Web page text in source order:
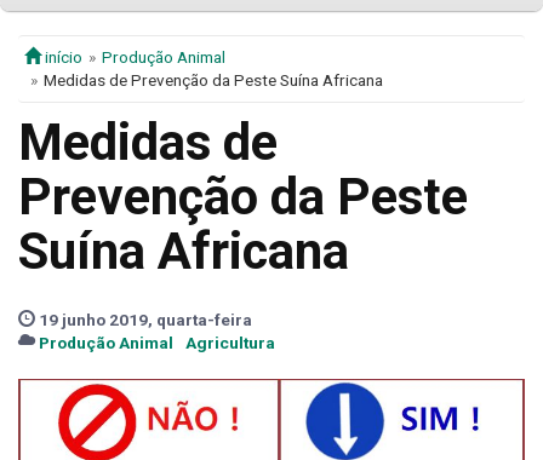
início
Produção Animal
Medidas de Prevenção da Peste Suína Africana
Medidas de
Prevenção da Peste
Suína Africana
19 junho 2019, quarta-feira
Produção Animal
Agricultura